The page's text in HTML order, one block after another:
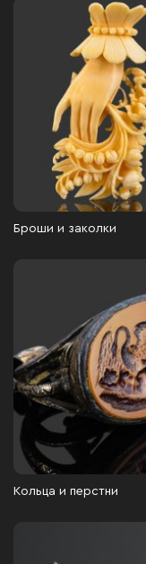
Броши и заколки
Кольца и перстни